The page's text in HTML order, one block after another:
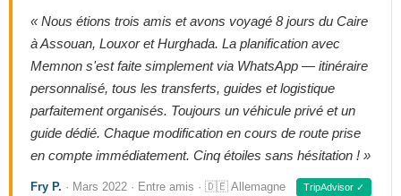
« Nous étions trois amis et avons voyagé 8 jours du Caire
à Assouan, Louxor et Hurghada. La planification avec
Memnon s'est faite simplement via WhatsApp — itinéraire
personnalisé, tous les transferts, guides et logistique
parfaitement organisés. Toujours un véhicule privé et un
guide dédié. Chaque modification en cours de route prise
en compte immédiatement. Cinq étoiles sans hésitation ! »
Fry P. · Mars 2022 · Entre amis · 🇩🇪 Allemagne TripAdvisor ✓